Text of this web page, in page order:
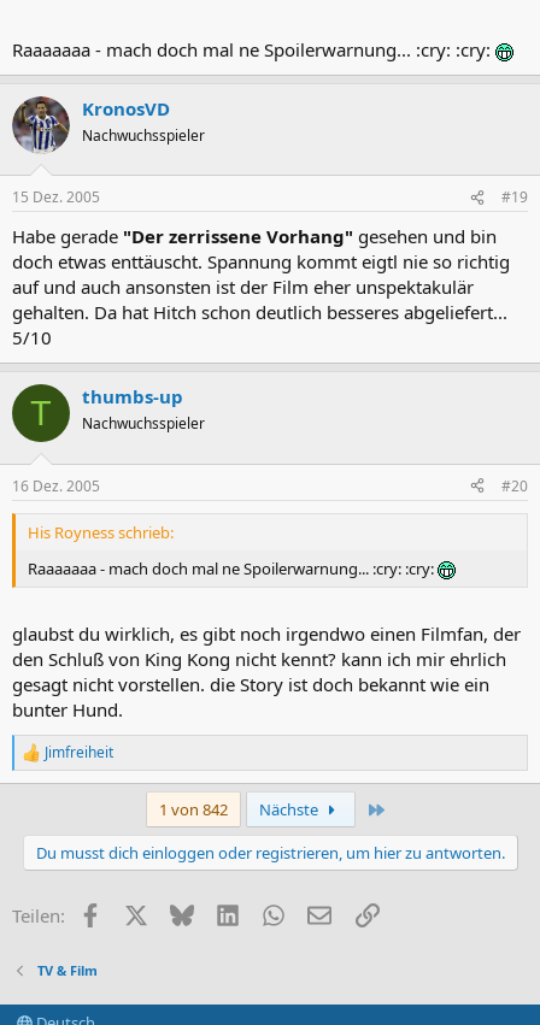
Raaaaaaa - mach doch mal ne Spoilerwarnung... :cry: :cry:
KronosVD
Nachwuchsspieler
15 Dez. 2005 #19
Habe gerade "Der zerrissene Vorhang" gesehen und bin
doch etwas enttäuscht. Spannung kommt eigtl nie so richtig
auf und auch ansonsten ist der Film eher unspektakulär
gehalten. Da hat Hitch schon deutlich besseres abgeliefert...
5/10
T thumbs-up
Nachwuchsspieler
16 Dez. 2005 #20
His Royness schrieb:
Raaaaaaa - mach doch mal ne Spoilerwarnung... :cry: :cry:
glaubst du wirklich, es gibt noch irgendwo einen Filmfan, der
den Schluß von King Kong nicht kennt? kann ich mir ehrlich
gesagt nicht vorstellen. die Story ist doch bekannt wie ein
bunter Hund.
R
e
t
o
e
Jimfreiheit
1 von 842 Nächste
Du musst dich einloggen oder registrieren, um hier zu antworten.
Teilen: FacebookX (Twitter)
BlueskyLinkedInWhatsApp
E-MailLink
TV & Film